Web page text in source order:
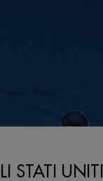
STATI UNITI